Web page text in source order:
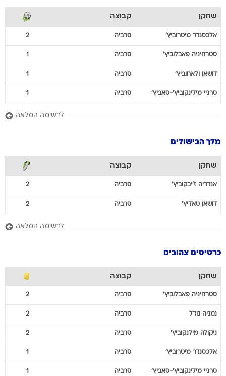
שחקן קבוצה
אלכסנדר מיטרוביץ' סרביה 2
סטרחיניה פאבלוביץ' סרביה 1
דושאן ולאחוביץ' סרביה 1
סרגיי מילינקוביץ'-סאביץ' סרביה 1
לרשימה המלאה
מלך הבישולים
שחקן קבוצה
אנדריה ז'יבקוביץ' סרביה 2
דושאן טאדיץ' סרביה 2
לרשימה המלאה
כרטיסים צהובים
שחקן קבוצה
סטרחיניה פאבלוביץ' סרביה 2
נמניה גודל סרביה 2
ניקולה מילנקוביץ' סרביה 2
אלכסנדר מיטרוביץ' סרביה 1
סרגיי מילינקוביץ'-סאביץ' סרביה 1